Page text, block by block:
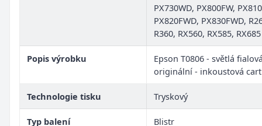
PX730WD, PX800FW,
PX820FWD, PX830FWD,
R360, RX560, RX585, RX685
Popis výrobku
Epson T0806 - světlá
originální - inkoustová
Technologie tisku Tryskový
Typ balení Blistr